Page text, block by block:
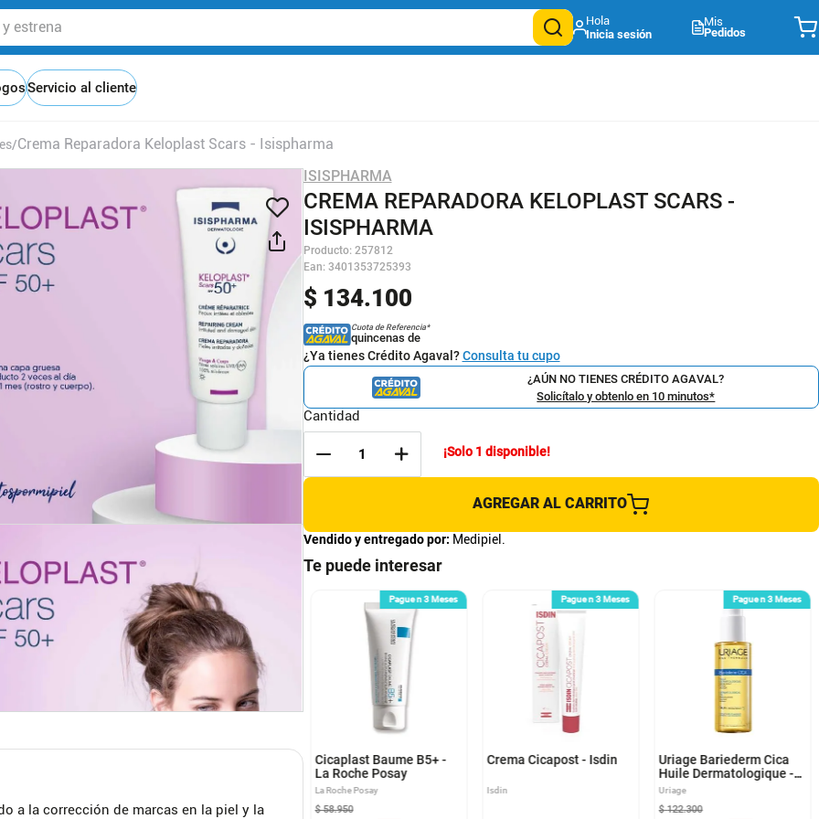
Mis
Pedidos
Servicio al cliente
Crema Reparadora Keloplast Scars - Isispharma
a la corrección de marcas en la piel y la
ISISPHARMA
CREMA REPARADORA KELOPLAST SCARS -
ISISPHARMA
Producto: 257812
Ean: 3401353725393
$ 134.100
Cuota de Referencia*
quincenas de
¿Ya tienes Crédito Agaval?Consulta tu cupo
¿AÚN NO TIENES CRÉDITO AGAVAL?
Solicítalo y obtenlo en 10 minutos*
Cantidad
¡Solo 1 disponible!
AGREGAR AL CARRITO
Vendido y entregado por: Medipiel.
Te puede interesar
Pague n 3 Meses
Hidratante
- Cerave
Pague n 3 Meses
Estimulación eléctrica
Click and Care
TVN - Click & Care
Pague n 3 Meses
Cicaplast Baume B5+ -
La Roche Posay
La Roche Posay
$ 58.950
Pague n 3 Meses
Crema Cicapost - Isdin
Isdin
Pague n 3 Meses
Uriage Bariederm Cica
Huile Dermatologique -
Medivelius
Uriage
$ 122.300